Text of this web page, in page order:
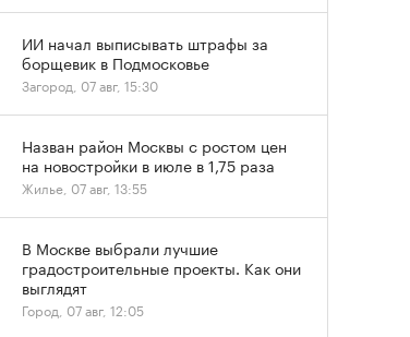
ИИ начал выписывать штрафы за
борщевик в Подмосковье
Загород, 07 авг, 15:30
Назван район Москвы с ростом цен
на новостройки в июле в 1,75 раза
Жилье, 07 авг, 13:55
В Москве выбрали лучшие
градостроительные проекты. Как они
выглядят
Город, 07 авг, 12:05